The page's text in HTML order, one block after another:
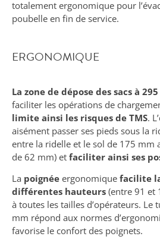
totalement ergonomique pour
poubelle en fin de service.
ERGONOMIQUE
La zone de dépose des sacs à
faciliter les opérations de
limite ainsi les risques de TMS.
aisément passer ses pieds sous la
entre la ridelle et le sol de 175 mm
de 62 mm) et faciliter ainsi ses
La poignée ergonomique facilite
différentes hauteurs (entre 91 et
à toutes les tailles d’opérateurs. Le
mm répond aux normes
favorise le confort des poignets.